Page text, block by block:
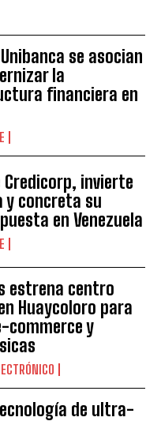
se asocian
la
financiera en
Credicorp, invierte
y concreta su
en Venezuela
estrena centro
Huaycoloro para
commerce y
de ultra-